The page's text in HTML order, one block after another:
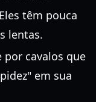
têm pouca
lentas.
por cavalos que
em sua